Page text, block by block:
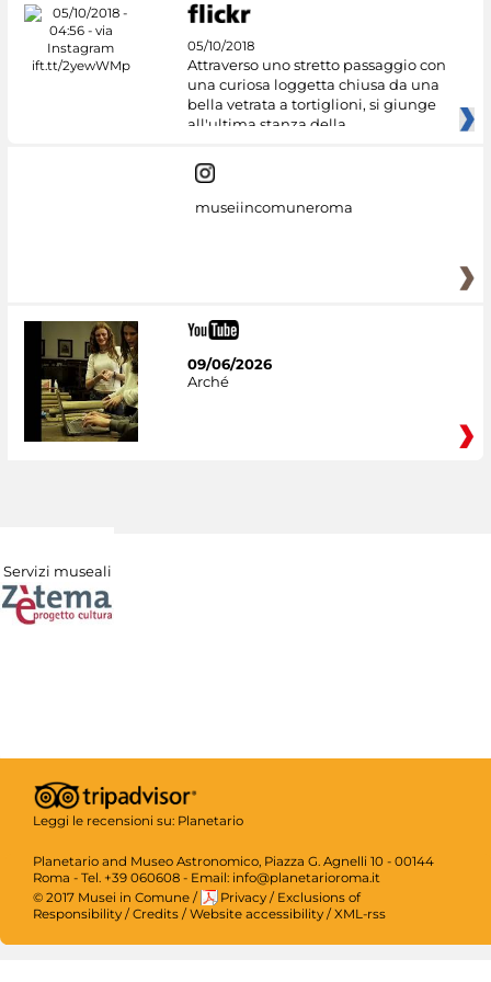
05/10/2018
Attraverso uno stretto passaggio con
una curiosa loggetta chiusa da una
bella vetrata a tortiglioni, si giunge
all'ultima stanza della
museiincomuneroma
09/06/2026
Arché
Servizi museali
Leggi le recensioni su: Planetario
Planetario and Museo Astronomico, Piazza G. Agnelli 10 - 00144
Roma - Tel. +39 060608 - Email: info@planetarioroma.it
© 2017 Musei in Comune / Privacy / Exclusions of
Responsibility / Credits / Website accessibility / XML-rss